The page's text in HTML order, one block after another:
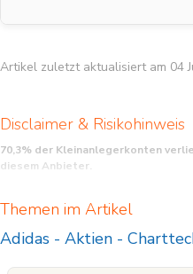
Artikel zuletzt aktualisiert am 04
Disclaimer & Risikohinweis
70,3% der Kleinanlegerkonten
diesem Anbieter.
hohes Risiko, schnell Geld zu
einzugehen, Ihr Geld zu verlieren.
Themen im Artikel
Adidas - Aktien -